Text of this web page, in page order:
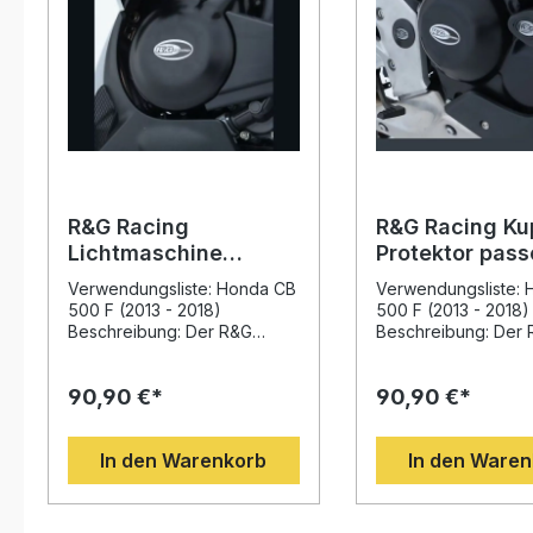
R&G Racing
Lichtmaschine
Protektor passend für
Honda CB 500 F
2013-2018
Verwendungsliste: Honda CB
500 F (2013 - 2018)
Beschreibung: Der R&G
CB 500 F 2013-2018 bietet
Motorgehäuse Ihrer
Maschine. Das Produkt
wurde in enger
Zusammenarbeit mit
90,90 €*
In den Warenkorb
R&G Racing
Protektor
Honda CB 500
2013-2018
Verwendungsliste:
500 F (2013 - 2018)
Beschreibung: Der
2013-2018 schützt
vor
Stürzen oder
Entwickelt in
mit professionellen
90,90 €*
In den